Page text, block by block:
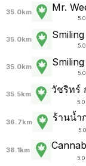
35.0km Mr.
35.0km
35.0km
35.5km วัชริทร์
36.7km ร้านน้ำ
38.1km